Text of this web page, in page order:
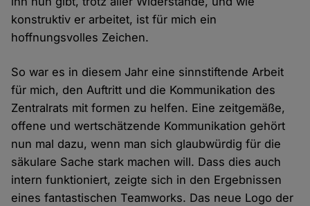
konstruktiv er arbeitet, ist für mich ein
hoffnungsvolles Zeichen.
So war es in diesem Jahr eine sinnstiftende Arbeit
für mich, den Auftritt und die Kommunikation des
Zentralrats mit formen zu helfen. Eine zeitgemäße,
offene und wertschätzende Kommunikation gehört
nun mal dazu, wenn man sich glaubwürdig für die
säkulare Sache stark machen will. Dass dies auch
intern funktioniert, zeigte sich in den Ergebnissen
eines fantastischen Teamworks. Das neue Logo der